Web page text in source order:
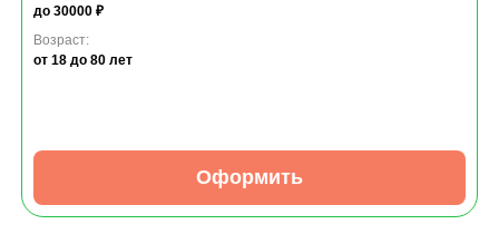
до 30000 ₽
Возраст:
от 18 до 80 лет
Оформить